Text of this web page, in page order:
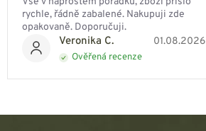
Veronika C. 01.08.2026
Ověřená recenze
rychle, řádně zabalené. Nakupuji zde
opakovaně. Doporučuji.